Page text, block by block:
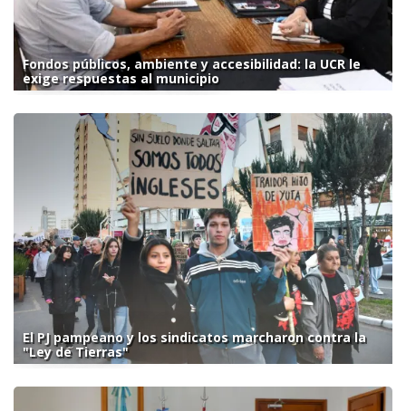
Fondos públicos, ambiente y accesibilidad: la UCR le
exige respuestas al municipio
El PJ pampeano y los sindicatos marcharon contra la
"Ley de Tierras"